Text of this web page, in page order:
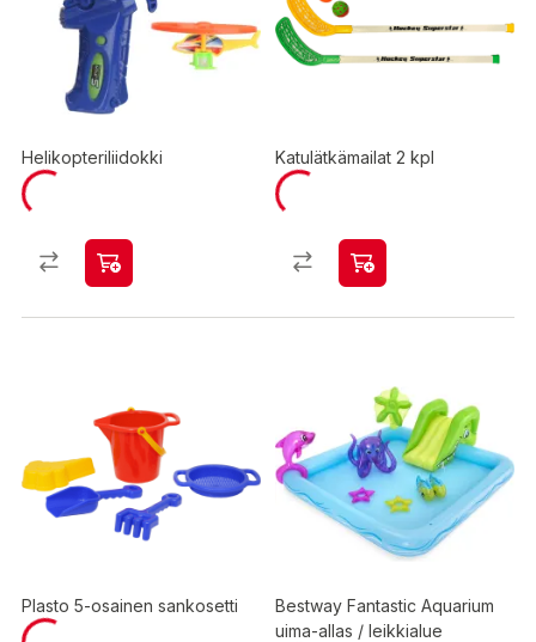
Helikopteriliidokki Katulätkämailat 2 kpl
Plasto 5-osainen sankosetti
Bestway Fantastic Aquarium
uima-allas / leikkialue